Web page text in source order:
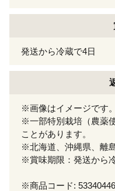
発送から冷蔵で4日
※画像はイメージです。
※一部特別栽培（農薬
ことがあります。
※北海道、沖縄県、離
※賞味期限：発送から
※商品コード: 53340446